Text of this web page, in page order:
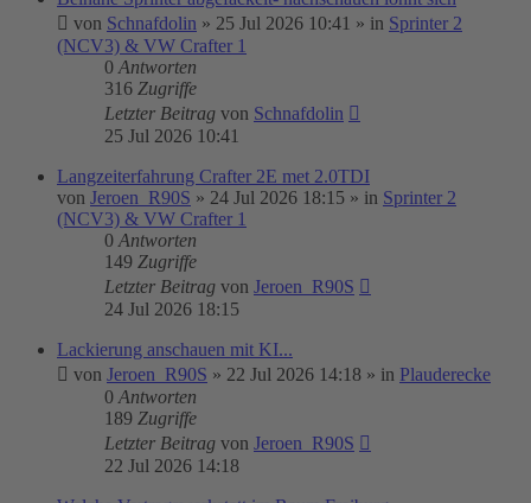
von Schnafdolin » 25 Jul 2026 10:41 » in Sprinter 2
(NCV3) & VW Crafter 1
0 Antworten
316 Zugriffe
Letzter Beitrag von Schnafdolin
25 Jul 2026 10:41
Langzeiterfahrung Crafter 2E met 2.0TDI
von Jeroen_R90S » 24 Jul 2026 18:15 » in Sprinter 2
(NCV3) & VW Crafter 1
0 Antworten
149 Zugriffe
Letzter Beitrag von Jeroen_R90S
24 Jul 2026 18:15
Lackierung anschauen mit KI...
von Jeroen_R90S » 22 Jul 2026 14:18 » in Plauderecke
0 Antworten
189 Zugriffe
Letzter Beitrag von Jeroen_R90S
22 Jul 2026 14:18